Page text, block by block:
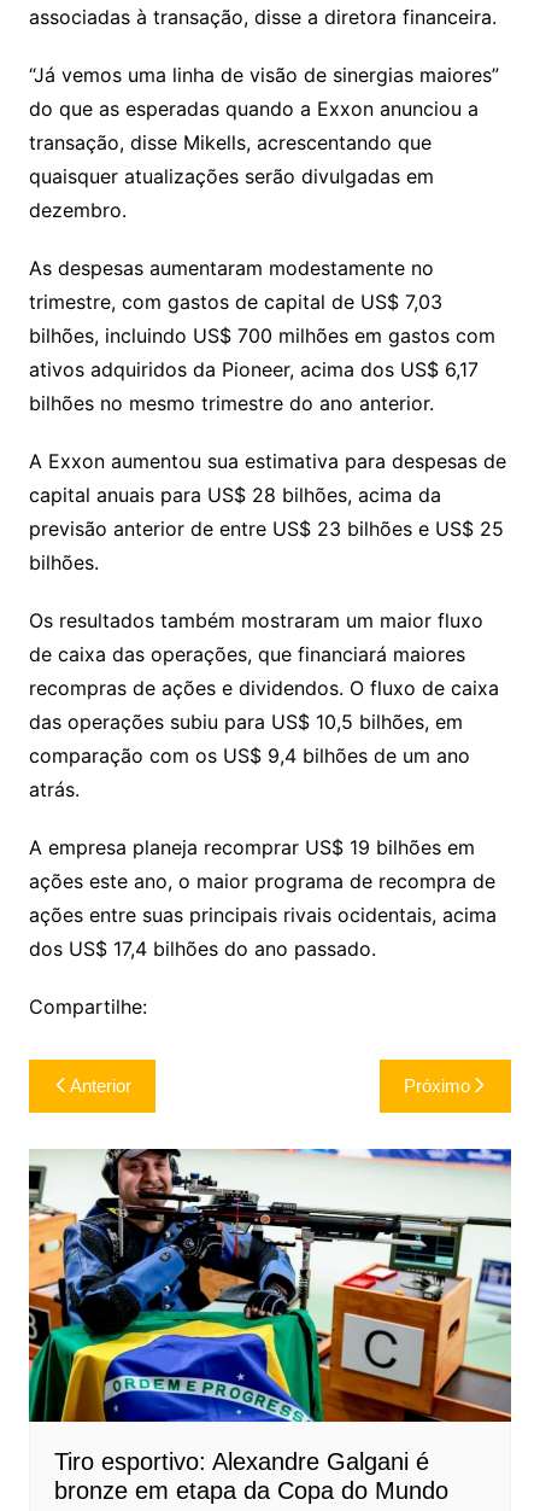
associadas à transação, disse a diretora financeira.
“Já vemos uma linha de visão de sinergias maiores”
do que as esperadas quando a Exxon anunciou a
transação, disse Mikells, acrescentando que
quaisquer atualizações serão divulgadas em
dezembro.
As despesas aumentaram modestamente no
trimestre, com gastos de capital de US$ 7,03
bilhões, incluindo US$ 700 milhões em gastos com
ativos adquiridos da Pioneer, acima dos US$ 6,17
bilhões no mesmo trimestre do ano anterior.
A Exxon aumentou sua estimativa para despesas de
capital anuais para US$ 28 bilhões, acima da
previsão anterior de entre US$ 23 bilhões e US$ 25
bilhões.
Os resultados também mostraram um maior fluxo
de caixa das operações, que financiará maiores
recompras de ações e dividendos. O fluxo de caixa
das operações subiu para US$ 10,5 bilhões, em
comparação com os US$ 9,4 bilhões de um ano
atrás.
A empresa planeja recomprar US$ 19 bilhões em
ações este ano, o maior programa de recompra de
ações entre suas principais rivais ocidentais, acima
dos US$ 17,4 bilhões do ano passado.
Compartilhe:
Navegação
de
Post
Anterior Próximo
Tiro esportivo: Alexandre Galgani é
bronze em etapa da Copa do Mundo